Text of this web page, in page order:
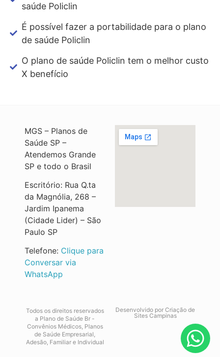
saúde Policlin
É possível fazer a portabilidade para o plano
de saúde Policlin
O plano de saúde Policlin tem o melhor custo
X benefício
MGS – Planos de
Saúde SP –
Atendemos Grande
SP e todo o Brasil
Escritório: Rua Q.ta
da Magnólia, 268 –
Jardim Ipanema
(Cidade Lider) – São
Paulo SP
Telefone: Clique para
Conversar via
WhatsApp
Todos os direitos reservados
a Plano de Saúde Br -
Convênios Médicos, Planos
de Saúde Empresarial,
Adesão, Familiar e Individual
Desenvolvido por Criação de
Sites Campinas